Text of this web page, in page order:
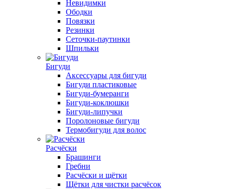
Невидимки
Ободки
Повязки
Резинки
Сеточки-паутинки
Шпильки
Бигуди
Аксессуары для бигуди
Бигуди пластиковые
Бигуди-бумеранги
Бигуди-коклюшки
Бигуди-липучки
Поролоновые бигуди
Термобигуди для волос
Расчёски
Брашинги
Гребни
Расчёски и щётки
Щётки для чистки расчёсок